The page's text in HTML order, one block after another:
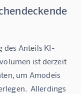
des Anteils KI-
ist derzeit
um Amodeis
Allerdings